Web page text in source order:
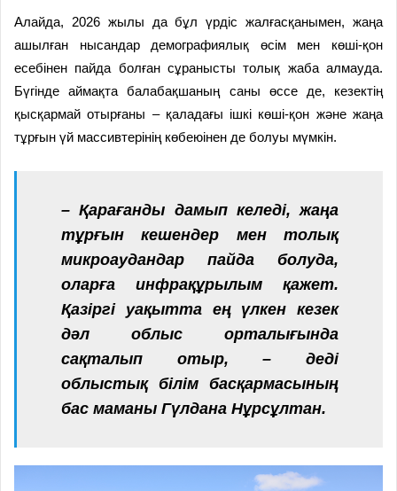
Алайда, 2026 жылы да бұл үрдіс жалғасқанымен, жаңа
ашылған нысандар демографиялық өсім мен көші-қон
есебінен пайда болған сұранысты толық жаба алмауда.
Бүгінде аймақта балабақшаның саны өссе де, кезектің
қысқармай отырғаны – қаладағы ішкі көші-қон және жаңа
тұрғын үй массивтерінің көбеюінен де болуы мүмкін.
– Қарағанды дамып келеді, жаңа
тұрғын кешендер мен толық
микроаудандар пайда болуда,
оларға инфрақұрылым қажет.
Қазіргі уақытта ең үлкен кезек
дәл облыс орталығында
сақталып отыр, – деді
облыстық білім басқармасының
бас маманы Гүлдана Нұрсұлтан.